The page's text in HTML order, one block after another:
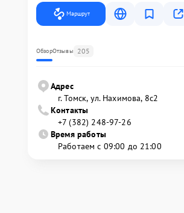
Маршрут
ОбзорОтзывы 205
Адрес
г. Томск, ул. Нахимова, 8с2
Контакты
+7 (382) 248-97-26
Время работы
Работаем с 09:00 до 21:00